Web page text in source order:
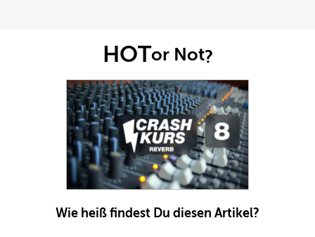
HOTor Not?
Wie heiß findest Du diesen Artikel?